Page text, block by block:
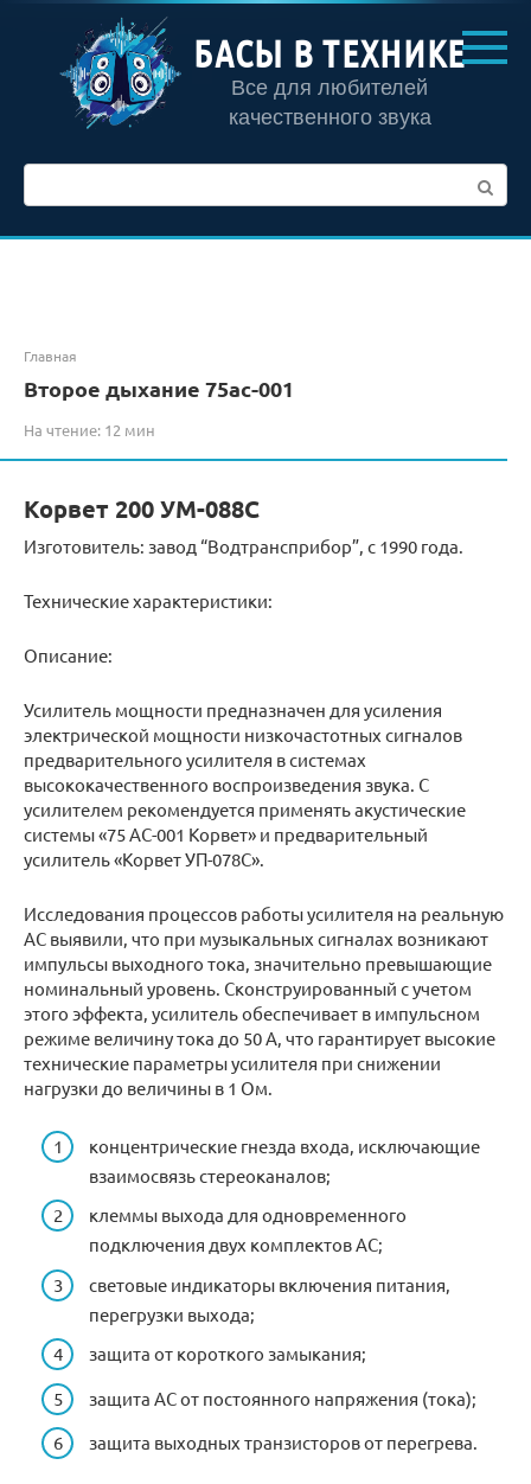
контенту
БАСЫ В ТЕХНИКЕ
Все для любителей
качественного звука
Главная
Второе дыхание 75ас-001
На чтение: 12 мин
Корвет 200 УМ-088С
Изготовитель: завод “Водтрансприбор”, с 1990 года.
Технические характеристики:
Описание:
Усилитель мощности предназначен для усиления
электрической мощности низкочастотных сигналов
предварительного усилителя в системах
высококачественного воспроизведения звука. С
усилителем рекомендуется применять акустические
системы «75 АС-001 Корвет» и предварительный
усилитель «Корвет УП-078С».
Исследования процессов работы усилителя на реальную
АС выявили, что при музыкальных сигналах возникают
импульсы выходного тока, значительно превышающие
номинальный уровень. Сконструированный с учетом
этого эффекта, усилитель обеспечивает в импульсном
режиме величину тока до 50 А, что гарантирует высокие
технические параметры усилителя при снижении
нагрузки до величины в 1 Ом.
концентрические гнезда входа, исключающие
взаимосвязь стереоканалов;
клеммы выхода для одновременного
подключения двух комплектов АС;
световые индикаторы включения питания,
перегрузки выхода;
защита от короткого замыкания;
защита АС от постоянного напряжения (тока);
защита выходных транзисторов от перегрева.